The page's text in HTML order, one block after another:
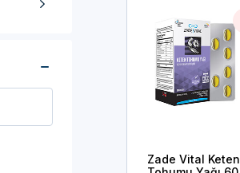
Zade Vital Keten